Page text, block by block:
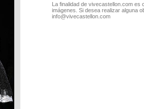
La finalidad de vivecastellon.com
imágenes. Si desea realizar alguna
info@vivecastellon.com